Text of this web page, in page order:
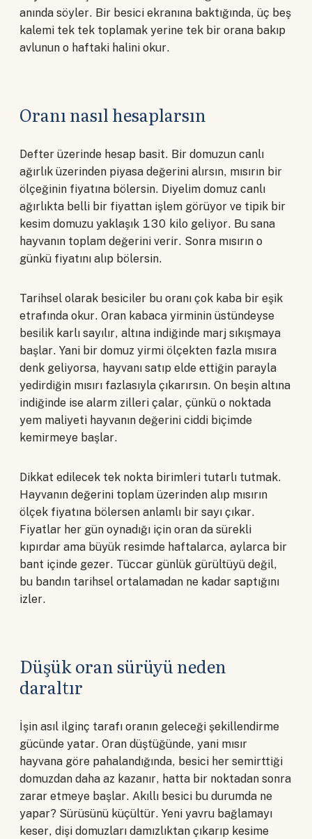
anında söyler. Bir besici ekranına baktığında, üç beş
kalemi tek tek toplamak yerine tek bir orana bakıp
avlunun o haftaki halini okur.
Oranı nasıl hesaplarsın
Defter üzerinde hesap basit. Bir domuzun canlı
ağırlık üzerinden piyasa değerini alırsın, mısırın bir
ölçeğinin fiyatına bölersin. Diyelim domuz canlı
ağırlıkta belli bir fiyattan işlem görüyor ve tipik bir
kesim domuzu yaklaşık 130 kilo geliyor. Bu sana
hayvanın toplam değerini verir. Sonra mısırın o
günkü fiyatını alıp bölersin.
Tarihsel olarak besiciler bu oranı çok kaba bir eşik
etrafında okur. Oran kabaca yirminin üstündeyse
besilik karlı sayılır, altına indiğinde marj sıkışmaya
başlar. Yani bir domuz yirmi ölçekten fazla mısıra
denk geliyorsa, hayvanı satıp elde ettiğin parayla
yedirdiğin mısırı fazlasıyla çıkarırsın. On beşin altına
indiğinde ise alarm zilleri çalar, çünkü o noktada
yem maliyeti hayvanın değerini ciddi biçimde
kemirmeye başlar.
Dikkat edilecek tek nokta birimleri tutarlı tutmak.
Hayvanın değerini toplam üzerinden alıp mısırın
ölçek fiyatına bölersen anlamlı bir sayı çıkar.
Fiyatlar her gün oynadığı için oran da sürekli
kıpırdar ama büyük resimde haftalarca, aylarca bir
bant içinde gezer. Tüccar günlük gürültüyü değil,
bu bandın tarihsel ortalamadan ne kadar saptığını
izler.
Düşük oran sürüyü neden
daraltır
İşin asıl ilginç tarafı oranın geleceği şekillendirme
gücünde yatar. Oran düştüğünde, yani mısır
hayvana göre pahalandığında, besici her semirttiği
domuzdan daha az kazanır, hatta bir noktadan sonra
zarar etmeye başlar. Akıllı besici bu durumda ne
yapar? Sürüsünü küçültür. Yeni yavru bağlamayı
keser, dişi domuzları damızlıktan çıkarıp kesime